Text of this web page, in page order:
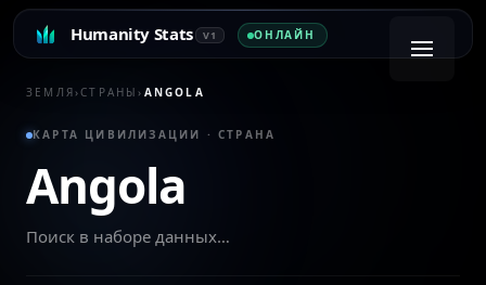
Humanity Stats V1 ОНЛАЙН
ЗЕМЛЯ›СТРАНЫ› ANGOLA
КАРТА ЦИВИЛИЗАЦИИ · СТРАНА
Angola
Поиск в наборе данных…